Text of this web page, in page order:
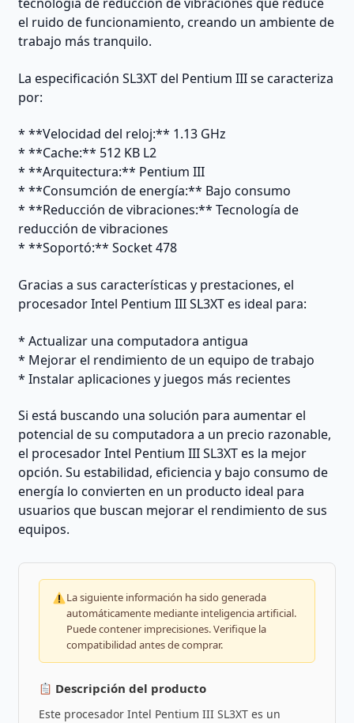
el ruido de funcionamiento, creando un ambiente de
trabajo más tranquilo.
La especificación SL3XT del Pentium III se caracteriza
por:
* **Velocidad del reloj:** 1.13 GHz
* **Cache:** 512 KB L2
* **Arquitectura:** Pentium III
* **Consumción de energía:** Bajo consumo
* **Reducción de vibraciones:** Tecnología de
reducción de vibraciones
* **Soportó:** Socket 478
Gracias a sus características y prestaciones, el
procesador Intel Pentium III SL3XT es ideal para:
* Actualizar una computadora antigua
* Mejorar el rendimiento de un equipo de trabajo
* Instalar aplicaciones y juegos más recientes
Si está buscando una solución para aumentar el
potencial de su computadora a un precio razonable,
el procesador Intel Pentium III SL3XT es la mejor
opción. Su estabilidad, eficiencia y bajo consumo de
energía lo convierten en un producto ideal para
usuarios que buscan mejorar el rendimiento de sus
equipos.
La siguiente información ha sido generada
automáticamente mediante inteligencia artificial.
Puede contener imprecisiones. Verifique la
compatibilidad antes de comprar.
Descripción del producto
Este procesador Intel Pentium III SL3XT es un